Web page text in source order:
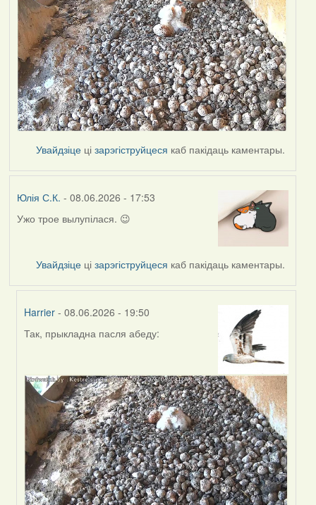
Увайдзіце цізарэгіструйцеся каб пакідаць каментары.
Юлія С.К. - 08.06.2026 - 17:53
Ужо трое вылупілася. 😉
Увайдзіце цізарэгіструйцеся каб пакідаць каментары.
Harrier - 08.06.2026 - 19:50
In
by
Юлія
С.К.
Так, прыкладна пасля абеду: